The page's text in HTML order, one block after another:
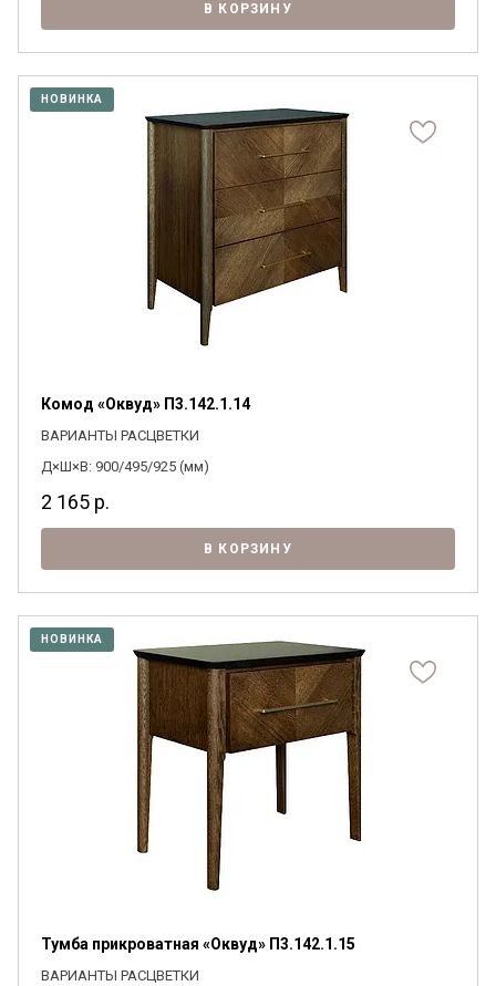
В КОРЗИНУ
НОВИНКА
Комод «Оквуд» П3.142.1.14
ВАРИАНТЫ РАСЦВЕТКИ
Д×Ш×В: 900/495/925 (мм)
2 165 р.
В КОРЗИНУ
НОВИНКА
Тумба прикроватная «Оквуд» П3.142.1.15
ВАРИАНТЫ РАСЦВЕТКИ